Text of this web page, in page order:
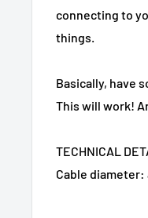
connecting to
things.
Basically, have
This will work!
TECHNICAL
Cable diameter: